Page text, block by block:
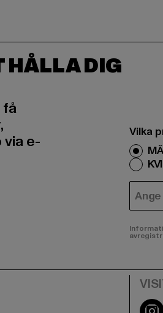
HÅLLA DIG
få
e-
Vilka
E-